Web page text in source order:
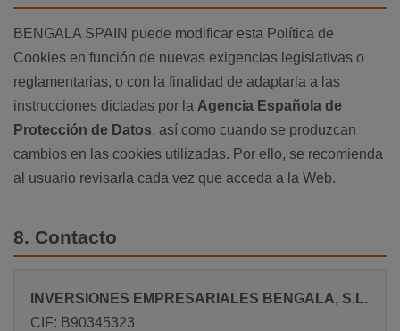
BENGALA SPAIN puede modificar esta Política de
Cookies en función de nuevas exigencias legislativas o
reglamentarias, o con la finalidad de adaptarla a las
instrucciones dictadas por la Agencia Española de
Protección de Datos, así como cuando se produzcan
cambios en las cookies utilizadas. Por ello, se recomienda
al usuario revisarla cada vez que acceda a la Web.
8. Contacto
INVERSIONES EMPRESARIALES BENGALA, S.L.
CIF: B90345323